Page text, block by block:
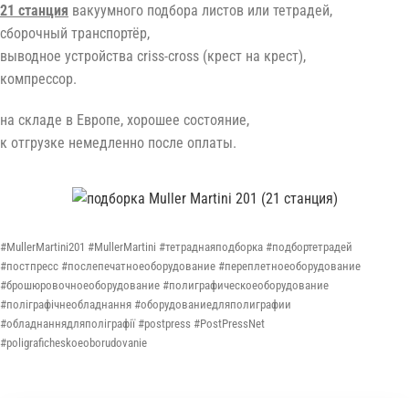
21 станция вакуумного подбора листов или тетрадей,
сборочный транспортёр,
выводное устройства criss-cross (крест на крест),
компрессор.
на складе в Европе, хорошее состояние,
к отгрузке немедленно после оплаты.
#MullerMartini201 #MullerMartini #тетраднаяподборка #подбортетрадей
#постпресс #послепечатноеоборудование #переплетноеоборудование
#брошюровочноеоборудование #полиграфическоеоборудование
#поліграфічнеобладнання #оборудованиедляполиграфии
#обладнаннядляполіграфії #postpress #PostPressNet
#poligraficheskoeoborudovanie